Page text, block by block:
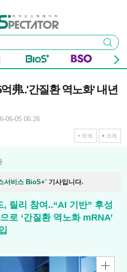
테이터
검색
弗..'간질환 역노화' 내년
06-05 06:26
작게 크게
서비스 BioS+' 기사입니다.
, 릴리 참여..“AI 기반” 후성
로 ‘간질환 역노화 mRNA’